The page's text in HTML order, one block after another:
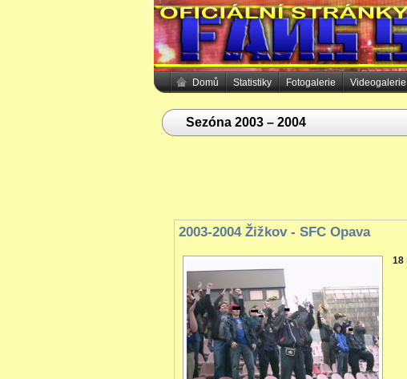
Domů Statistiky Fotogalerie Videogalerie
Sezóna 2003 – 2004
2003-2004 Žižkov - SFC Opava
18